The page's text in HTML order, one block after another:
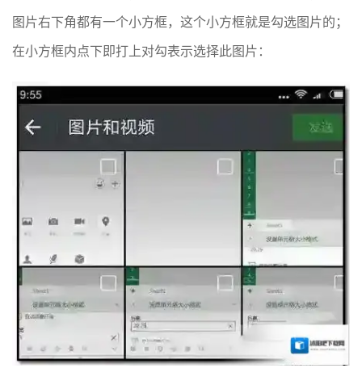
图片右下角都有一个小方框，这个小方框就是勾选图片的；
在小方框内点下即打上对勾表示选择此图片：